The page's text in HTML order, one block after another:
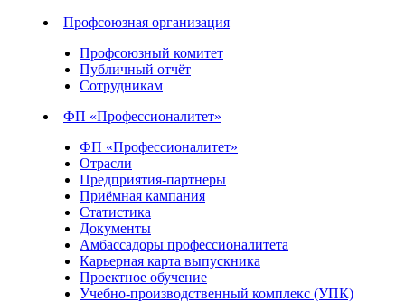
Профсоюзная организация
Профсоюзный комитет
Публичный отчёт
Сотрудникам
ФП «Профессионалитет»
ФП «Профессионалитет»
Отрасли
Предприятия-партнеры
Приёмная кампания
Статистика
Документы
Амбассадоры профессионалитета
Карьерная карта выпускника
Проектное обучение
Учебно-производственный комплекс (УПК)